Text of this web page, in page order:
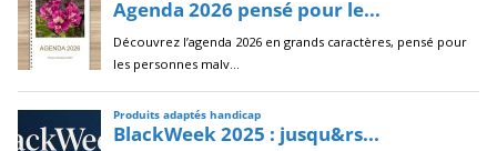
v
e
s